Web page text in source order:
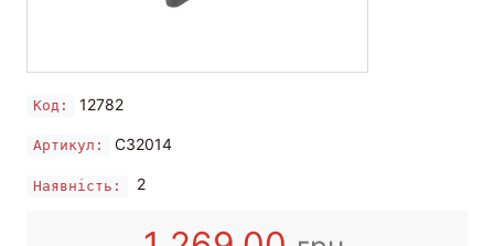
Код: 12782
Артикул: C32014
Наявність: 2